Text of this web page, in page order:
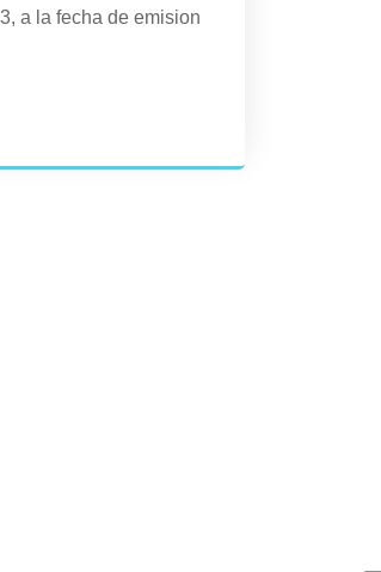
a la fecha de emision